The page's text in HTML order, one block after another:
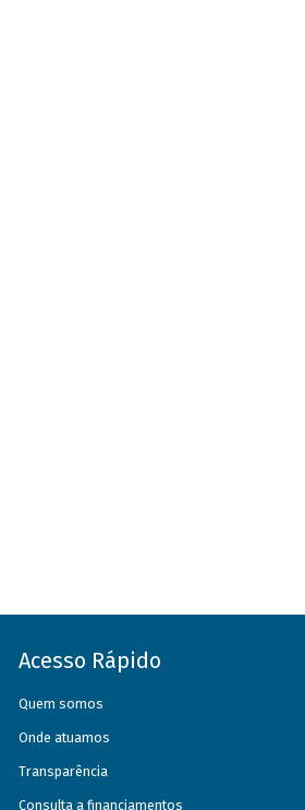
Acesso Rápido
Quem somos
Onde atuamos
Transparência
Consulta a financiamentos